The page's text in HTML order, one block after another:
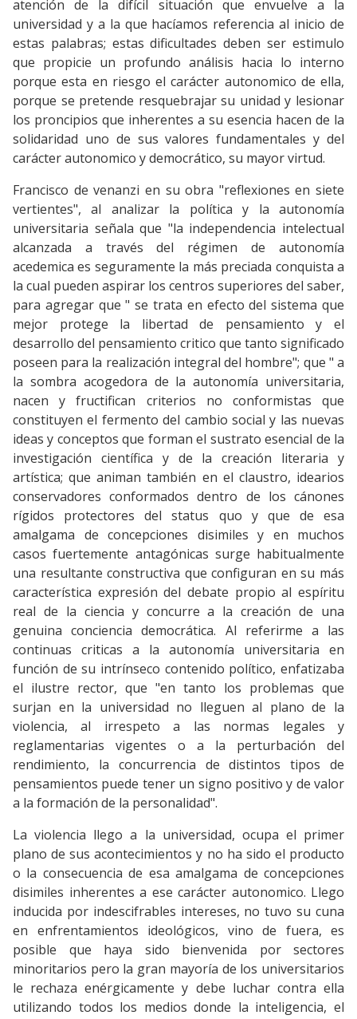
atención de la difícil situación que envuelve a la
universidad y a la que hacíamos referencia al inicio de
estas palabras; estas dificultades deben ser estimulo
que propicie un profundo análisis hacia lo interno
porque esta en riesgo el carácter autonomico de ella,
porque se pretende resquebrajar su unidad y lesionar
los proncipios que inherentes a su esencia hacen de la
solidaridad uno de sus valores fundamentales y del
carácter autonomico y democrático, su mayor virtud.
Francisco de venanzi en su obra "reflexiones en siete
vertientes", al analizar la política y la autonomía
universitaria señala que "la independencia intelectual
alcanzada a través del régimen de autonomía
acedemica es seguramente la más preciada conquista a
la cual pueden aspirar los centros superiores del saber,
para agregar que " se trata en efecto del sistema que
mejor protege la libertad de pensamiento y el
desarrollo del pensamiento critico que tanto significado
poseen para la realización integral del hombre"; que " a
la sombra acogedora de la autonomía universitaria,
nacen y fructifican criterios no conformistas que
constituyen el fermento del cambio social y las nuevas
ideas y conceptos que forman el sustrato esencial de la
investigación científica y de la creación literaria y
artística; que animan también en el claustro, idearios
conservadores conformados dentro de los cánones
rígidos protectores del status quo y que de esa
amalgama de concepciones disimiles y en muchos
casos fuertemente antagónicas surge habitualmente
una resultante constructiva que configuran en su más
característica expresión del debate propio al espíritu
real de la ciencia y concurre a la creación de una
genuina conciencia democrática. Al referirme a las
continuas criticas a la autonomía universitaria en
función de su intrínseco contenido político, enfatizaba
el ilustre rector, que "en tanto los problemas que
surjan en la universidad no lleguen al plano de la
violencia, al irrespeto a las normas legales y
reglamentarias vigentes o a la perturbación del
rendimiento, la concurrencia de distintos tipos de
pensamientos puede tener un signo positivo y de valor
a la formación de la personalidad".
La violencia llego a la universidad, ocupa el primer
plano de sus acontecimientos y no ha sido el producto
o la consecuencia de esa amalgama de concepciones
disimiles inherentes a ese carácter autonomico. Llego
inducida por indescifrables intereses, no tuvo su cuna
en enfrentamientos ideológicos, vino de fuera, es
posible que haya sido bienvenida por sectores
minoritarios pero la gran mayoría de los universitarios
le rechaza enérgicamente y debe luchar contra ella
utilizando todos los medios donde la inteligencia, el